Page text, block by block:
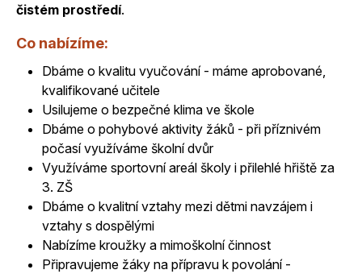
čistém prostředí.
Co nabízíme:
Dbáme o kvalitu vyučování - máme aprobované,
kvalifikované učitele
Usilujeme o bezpečné klima ve škole
Dbáme o pohybové aktivity žáků - při příznivém
počasí využíváme školní dvůr
Využíváme sportovní areál školy i přilehlé hřiště za
3. ZŠ
Dbáme o kvalitní vztahy mezi dětmi navzájem i
vztahy s dospělými
Nabízíme kroužky a mimoškolní činnost
Připravujeme žáky na přípravu k povolání -